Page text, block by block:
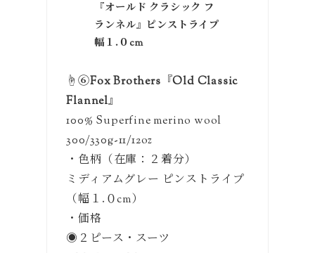
『オールド クラシック フ
ランネル』ピンストライプ
幅１.０cm
☝️⑥Fox Brothers『Old Classic
Flannel』
100% Superfine merino wool
300/330g-11/12oz
・色柄（在庫：２着分）
ミディアムグレー ピンストライプ
（幅１.０cm）
・価格
◉２ピース・スーツ